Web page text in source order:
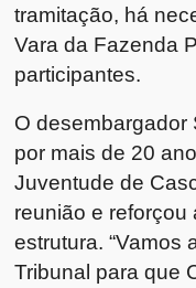
tramitação, há
Vara da Fazenda
participantes.
O desembargador
por mais de 20
Juventude de
reunião e
estrutura. “Vamos
Tribunal para que